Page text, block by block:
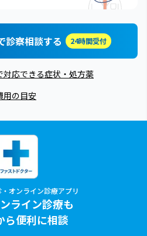
診察相談する 24時間受付
対応できる症状・処方薬
用の目安
オンライン診療アプリ
ライン診療も
ら便利に相談